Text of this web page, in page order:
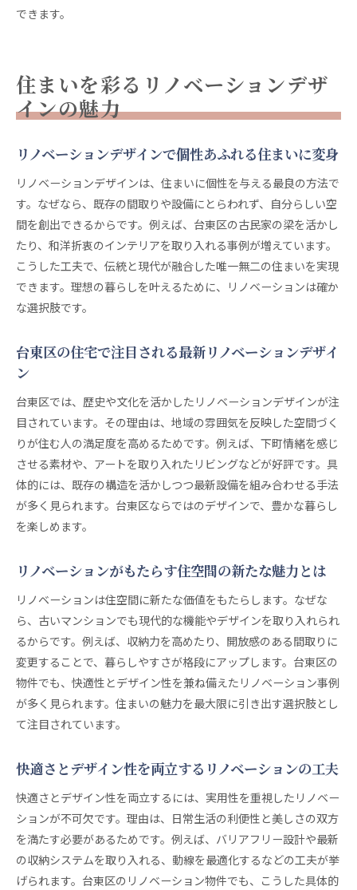
下町文化と現代デザインが融合する暮らし方
現代デザインと調和する台東区リノベーション住
宅
験
下町の魅力とリノベーションデザインの融合事例
リノベーションで楽しむ台東区の文化的な暮らし
現代的デザインが引き立つ下町リノベーションの
コツ
台東区リノベーション物件の選び方ガイド
台東区で賢くリノベーションデザインを選ぶ方法
台東区のおすすめリノベーション物件選び方
デザイン性と住み心地で選ぶリノベーション物件
理想の住まいを実現するリノベーション物件選び
できます。
住まいを彩るリノベーションデザ
インの魅力
リノベーションデザインで個性あふれる住まいに変身
リノベーションデザインは、住まいに個性を与える最良の方法で
す。なぜなら、既存の間取りや設備にとらわれず、自分らしい空
間を創出できるからです。例えば、台東区の古民家の梁を活かし
たり、和洋折衷のインテリアを取り入れる事例が増えています。
こうした工夫で、伝統と現代が融合した唯一無二の住まいを実現
できます。理想の暮らしを叶えるために、リノベーションは確か
な選択肢です。
台東区の住宅で注目される最新リノベーションデザイ
ン
台東区では、歴史や文化を活かしたリノベーションデザインが注
目されています。その理由は、地域の雰囲気を反映した空間づく
りが住む人の満足度を高めるためです。例えば、下町情緒を感じ
させる素材や、アートを取り入れたリビングなどが好評です。具
体的には、既存の構造を活かしつつ最新設備を組み合わせる手法
が多く見られます。台東区ならではのデザインで、豊かな暮らし
を楽しめます。
リノベーションがもたらす住空間の新たな魅力とは
リノベーションは住空間に新たな価値をもたらします。なぜな
ら、古いマンションでも現代的な機能やデザインを取り入れられ
るからです。例えば、収納力を高めたり、開放感のある間取りに
変更することで、暮らしやすさが格段にアップします。台東区の
物件でも、快適性とデザイン性を兼ね備えたリノベーション事例
が多く見られます。住まいの魅力を最大限に引き出す選択肢とし
て注目されています。
快適さとデザイン性を両立するリノベーションの工夫
快適さとデザイン性を両立するには、実用性を重視したリノベー
ションが不可欠です。理由は、日常生活の利便性と美しさの双方
を満たす必要があるためです。例えば、バリアフリー設計や最新
の収納システムを取り入れる、動線を最適化するなどの工夫が挙
げられます。台東区のリノベーション物件でも、こうした具体的